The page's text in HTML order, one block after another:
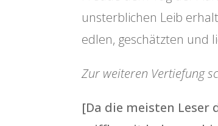
unsterblichen Leib
edlen, geschätzten und
Zur weiteren Vertiefung
[Da die meisten